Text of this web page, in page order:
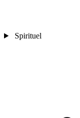
Spirituel